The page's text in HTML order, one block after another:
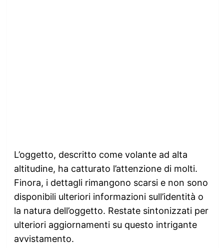
L’oggetto, descritto come volante ad alta
altitudine, ha catturato l’attenzione di molti.
Finora, i dettagli rimangono scarsi e non sono
disponibili ulteriori informazioni sull’identità o
la natura dell’oggetto. Restate sintonizzati per
ulteriori aggiornamenti su questo intrigante
avvistamento.